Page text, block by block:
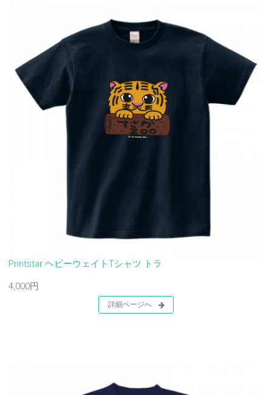
Printstar ヘビーウェイトTシャツ トラ
4,000円
詳細ページへ